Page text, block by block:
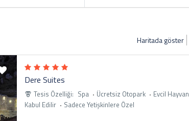
Haritada göster
Dere Suites
Tesis Özelliği: Spa Ücretsiz Otopark
Evcil Hayvan
Kabul Edilir
Sadece Yetişkinlere Özel